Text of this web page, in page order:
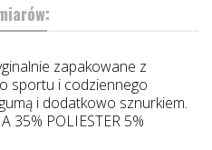
zapakowane z
sportu i codziennego
i dodatkowo sznurkiem.
35% POLIESTER 5%